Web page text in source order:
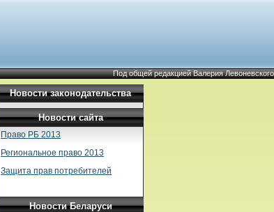
Под общей редакцией Валерия Левоневского
Новости законодательства
Новости сайта
Право РБ 2013
Региональное право 2013
Защита прав потребителей
Новости Беларуси